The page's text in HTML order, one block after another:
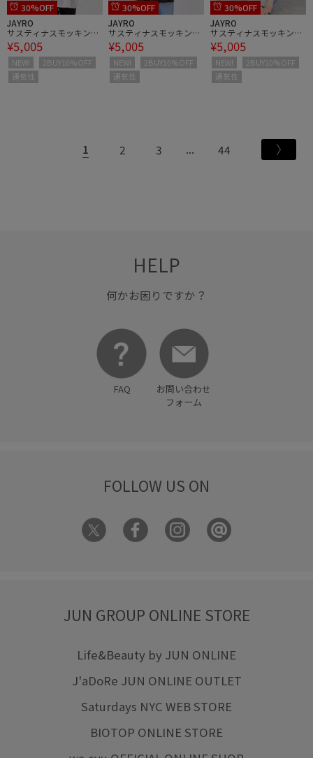
30%OFF
JAYRO
サスティナスモッキング
ギャザーブラウス
¥5,005
NEW!
2BUY10%OFF
通気性
30%OFF
JAYRO
サスティナスモッキング
ギャザーブラウス
¥5,005
NEW!
2BUY10%OFF
通気性
30%OFF
JAYRO
サスティナスモッキング
ギャザーブラウス
¥5,005
NEW!
2BUY10%OFF
通気性
1 2 3 44
HELP
何かお困りですか？
FAQ
お問い合わせ
フォーム
FOLLOW US ON
JUN GROUP ONLINE STORE
Life&Beauty by JUN ONLINE
J'aDoRe JUN ONLINE OUTLET
Saturdays NYC WEB STORE
BIOTOP ONLINE STORE